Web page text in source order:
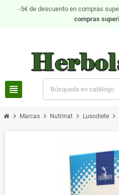
-5€ de descuento en compras
compras
view_headline
chevron_right Marcas chevron_right Nutrinat chevron_right Lusodiete chevron_right